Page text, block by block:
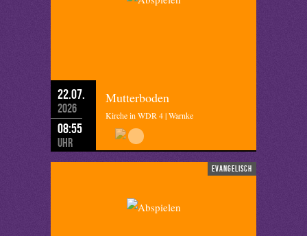
22.07.
2026
08:55
Uhr
Mutterboden
Kirche in WDR 4 | Warnke
evangelisch